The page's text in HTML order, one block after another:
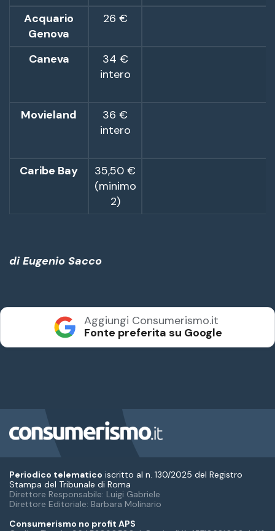
Periodico telematico iscritto al n. 130/2025 del Registro
Stampa del Tribunale di Roma
Direttore Responsabile: Luigi Gabriele
Direttore Editoriale: Barbara Molinario
Consumerismo no profit APS